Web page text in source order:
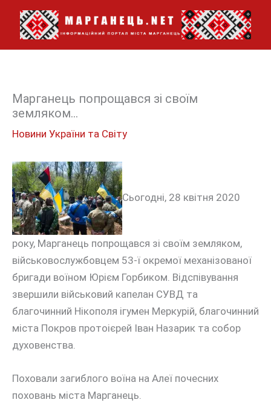
Перейти
вмісту
Марганець попрощався зі своїм
земляком…
Новини України та Світу
Сьогодні, 28 квітня 2020
року, Марганець попрощався зі своїм земляком,
військовослужбовцем 53-ї окремої механізованої
бригади воїном Юрієм Горбиком. Відспівування
звершили військовий капелан СУВД та
благочинний Нікополя ігумен Меркурій, благочинний
міста Покров протоієрей Іван Назарик та собор
духовенства.
Поховали загиблого воїна на Алеї почесних
поховань міста Марганець.